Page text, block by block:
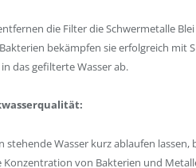
die Filter die Schwermetalle
bekämpfen sie erfolgreich mit
das gefilterte Wasser ab.
stehende Wasser kurz ablaufen lassen,
Konzentration von Bakterien und